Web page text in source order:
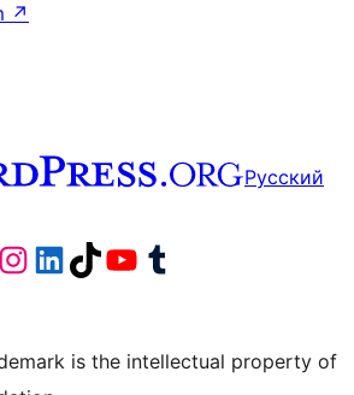
↗
Русский
Threads
страницу на Facebook
Посетите наш Instagram
Посетите нашу страницу в LinkedIn
Посетите нашу учётную запись в TikTok
Посетите наш канал YouTube
Посетите нашу учётную запись в Tumblr
is the intellectual property of